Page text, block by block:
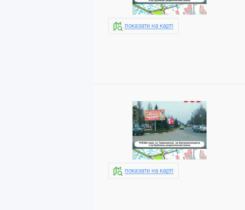
показати на карті
показати на карті